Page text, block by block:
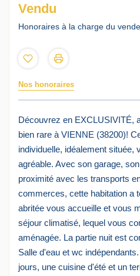
Vendu
Honoraires à la charge du
Nos honoraires
Découvrez en EXCLUSIVITÉ,
bien rare à VIENNE (38200)!
individuelle, idéalement située,
agréable. Avec son garage,
proximité avec les transports
commerces, cette habitation a
abritée vous accueille et vous
séjour climatisé, lequel vous
aménagée. La partie nuit est
Salle d'eau et wc
jours, une cuisine d'été et un